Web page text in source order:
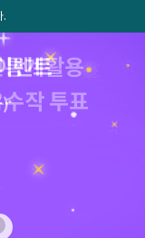
.
계활용
작 투표
벤트
)